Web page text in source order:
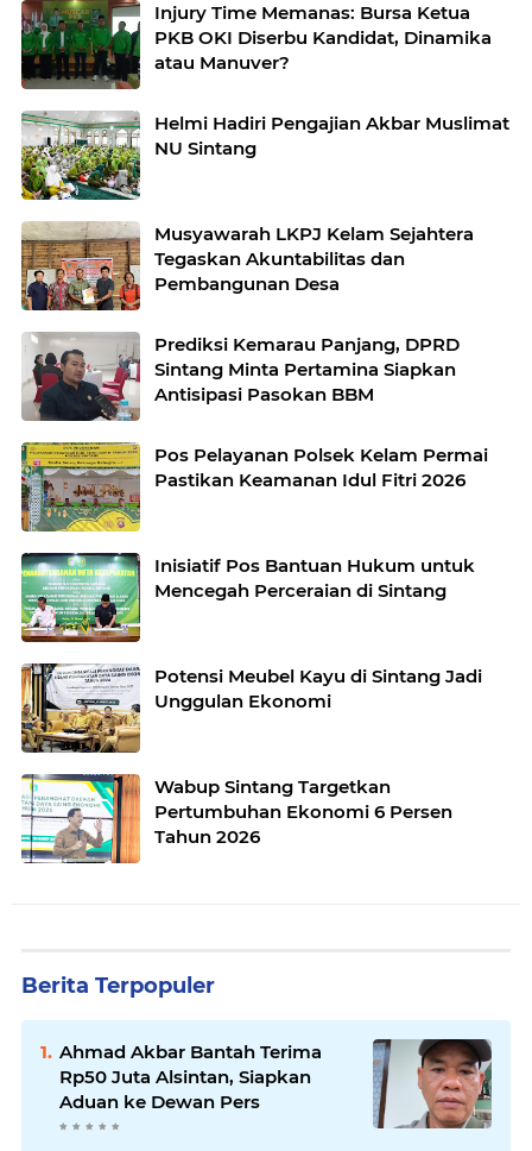
Injury Time Memanas: Bursa Ketua
PKB OKI Diserbu Kandidat, Dinamika
atau Manuver?
Helmi Hadiri Pengajian Akbar Muslimat
NU Sintang
Musyawarah LKPJ Kelam Sejahtera
Tegaskan Akuntabilitas dan
Pembangunan Desa
Prediksi Kemarau Panjang, DPRD
Sintang Minta Pertamina Siapkan
Antisipasi Pasokan BBM
Pos Pelayanan Polsek Kelam Permai
Pastikan Keamanan Idul Fitri 2026
Inisiatif Pos Bantuan Hukum untuk
Mencegah Perceraian di Sintang
Potensi Meubel Kayu di Sintang Jadi
Unggulan Ekonomi
Wabup Sintang Targetkan
Pertumbuhan Ekonomi 6 Persen
Tahun 2026
Berita Terpopuler
Ahmad Akbar Bantah Terima
Rp50 Juta Alsintan, Siapkan
Aduan ke Dewan Pers